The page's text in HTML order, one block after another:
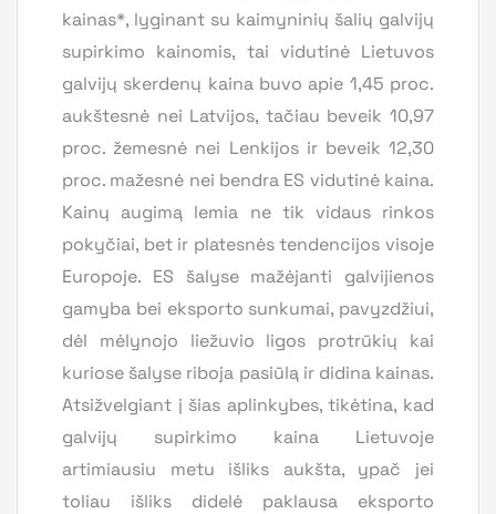
kainas*, lyginant su kaimyninių šalių galvijų
supirkimo kainomis, tai vidutinė Lietuvos
galvijų skerdenų kaina buvo apie 1,45 proc.
aukštesnė nei Latvijos, tačiau beveik 10,97
proc. žemesnė nei Lenkijos ir beveik 12,30
proc. mažesnė nei bendra ES vidutinė kaina.
Kainų augimą lemia ne tik vidaus rinkos
pokyčiai, bet ir platesnės tendencijos visoje
Europoje. ES šalyse mažėjanti galvijienos
gamyba bei eksporto sunkumai, pavyzdžiui,
dėl mėlynojo liežuvio ligos protrūkių kai
kuriose šalyse riboja pasiūlą ir didina kainas.
Atsižvelgiant į šias aplinkybes, tikėtina, kad
galvijų supirkimo kaina Lietuvoje
artimiausiu metu išliks aukšta, ypač jei
toliau išliks didelė paklausa eksporto